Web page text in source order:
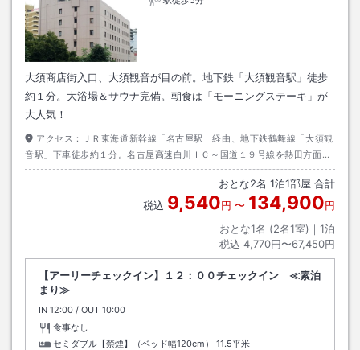
大須商店街入口、大須観音が目の前。地下鉄「大須観音駅」徒歩
約１分。大浴場＆サウナ完備。朝食は「モーニングステーキ」が
大人気！
アクセス：
ＪＲ東海道新幹線「名古屋駅」経由、地下鉄鶴舞線「大須観
音駅」下車徒歩約１分。名古屋高速白川ＩＣ～国道１９号線を熱田方面へ
約２分。 ホテル専用駐車場はございません。近隣有料駐車場紹介。
おとな2名 1泊1部屋 合計
税込 9,540円 〜 134,900円
おとな1名 (2名1室)｜ 1泊
税込 4,770円〜67,450円
【アーリーチェックイン】１２：００チェックイン ≪素泊
まり≫
IN チェックイン
12:00 / OUT チェックアウト
10:00
食事なし
セミダブル【禁煙】（ベッド幅120cm）
11.5平米